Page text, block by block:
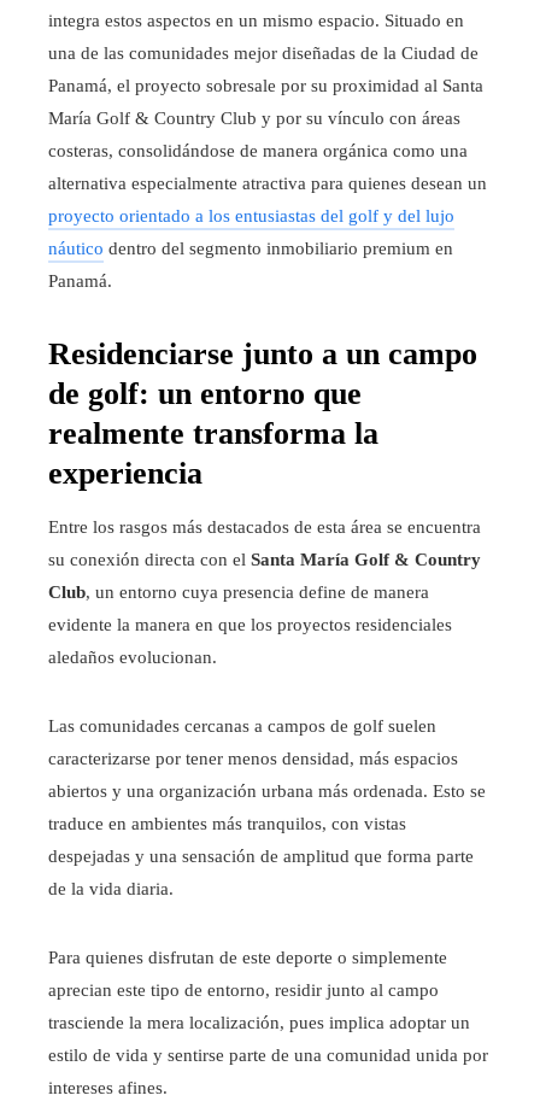
integra estos aspectos en un mismo espacio. Situado en
una de las comunidades mejor diseñadas de la Ciudad de
Panamá, el proyecto sobresale por su proximidad al Santa
María Golf & Country Club y por su vínculo con áreas
costeras, consolidándose de manera orgánica como una
alternativa especialmente atractiva para quienes desean un
proyecto orientado a los entusiastas del golf y del lujo
náutico dentro del segmento inmobiliario premium en
Panamá.
Residenciarse junto a un campo
de golf: un entorno que
realmente transforma la
experiencia
Entre los rasgos más destacados de esta área se encuentra
su conexión directa con el Santa María Golf & Country
Club, un entorno cuya presencia define de manera
evidente la manera en que los proyectos residenciales
aledaños evolucionan.
Las comunidades cercanas a campos de golf suelen
caracterizarse por tener menos densidad, más espacios
abiertos y una organización urbana más ordenada. Esto se
traduce en ambientes más tranquilos, con vistas
despejadas y una sensación de amplitud que forma parte
de la vida diaria.
Para quienes disfrutan de este deporte o simplemente
aprecian este tipo de entorno, residir junto al campo
trasciende la mera localización, pues implica adoptar un
estilo de vida y sentirse parte de una comunidad unida por
intereses afines.